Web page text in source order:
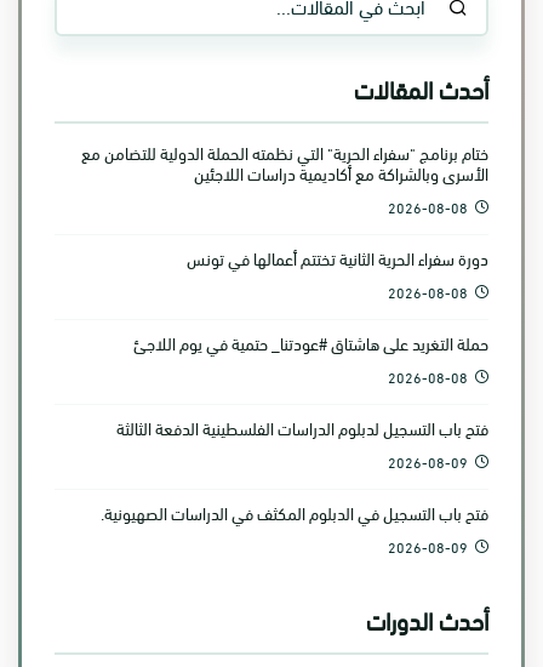
أحدث المقالات
ختام برنامج "سفراء الحرية" التي نظمته الحملة الدولية للتضامن مع
الأسرى وبالشراكة مع أكاديمية دراسات اللاجئين
2026-08-08
دورة سفراء الحرية الثانية تختتم أعمالها في تونس
2026-08-08
حملة التغريد على هاشتاق #عودتنا_ حتمية في يوم اللاجئ
2026-08-08
فتح باب التسجيل لدبلوم الدراسات الفلسطينية الدفعة الثالثة
2026-08-09
فتح باب التسجيل في الدبلوم المكثف في الدراسات الصهيونية.
2026-08-09
أحدث الدورات